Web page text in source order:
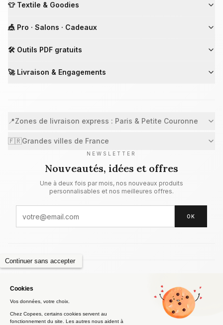
👕 Textile & Goodies
🎪 Pro · Salons · Cadeaux
🛠 Outils PDF gratuits
🚀 Livraison & Engagements
📍Zones de livraison express : Paris & Petite Couronne
🇫🇷Grandes villes de France
NEWSLETTER
Nouveautés, idées et offres
Une à deux fois par mois, nos nouveaux produits
personnalisables et nos meilleures offres.
OK
Contact
Imprimerie en ligne
🐛 Signaler un bug
© 2026 Milkprint. Tous droits réservés. Copees est une marque de
Milkprint — SIRET 824 580 450 00032